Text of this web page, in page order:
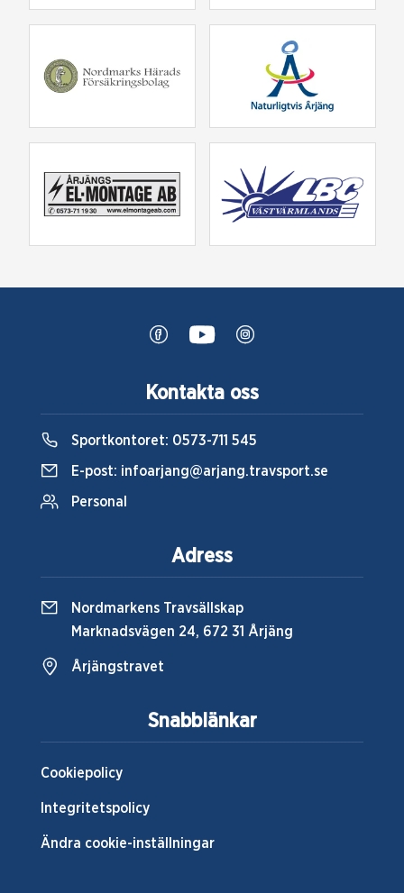
Snabblänkar
Cookiepolicy
Integritetspolicy
Ändra cookie-inställningar
Kontakta oss
Sportkontoret: 0573-711 545
E-post: infoarjang@arjang.travsport.se
Personal
Adress
Nordmarkens Travsällskap
Marknadsvägen 24, 672 31 Årjäng
Årjängstravet